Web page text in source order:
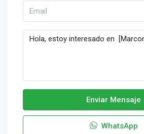
Enviar Mensaje
WhatsApp